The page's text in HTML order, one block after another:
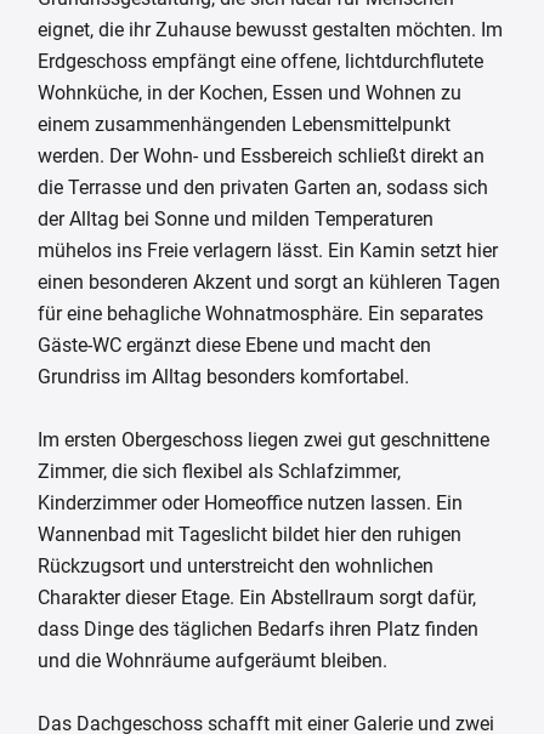
eignet, die ihr Zuhause bewusst gestalten möchten. Im
Erdgeschoss empfängt eine offene, lichtdurchflutete
Wohnküche, in der Kochen, Essen und Wohnen zu
einem zusammenhängenden Lebensmittelpunkt
werden. Der Wohn- und Essbereich schließt direkt an
die Terrasse und den privaten Garten an, sodass sich
der Alltag bei Sonne und milden Temperaturen
mühelos ins Freie verlagern lässt. Ein Kamin setzt hier
einen besonderen Akzent und sorgt an kühleren Tagen
für eine behagliche Wohnatmosphäre. Ein separates
Gäste-WC ergänzt diese Ebene und macht den
Grundriss im Alltag besonders komfortabel.
Im ersten Obergeschoss liegen zwei gut geschnittene
Zimmer, die sich flexibel als Schlafzimmer,
Kinderzimmer oder Homeoffice nutzen lassen. Ein
Wannenbad mit Tageslicht bildet hier den ruhigen
Rückzugsort und unterstreicht den wohnlichen
Charakter dieser Etage. Ein Abstellraum sorgt dafür,
dass Dinge des täglichen Bedarfs ihren Platz finden
und die Wohnräume aufgeräumt bleiben.
Das Dachgeschoss schafft mit einer Galerie und zwei